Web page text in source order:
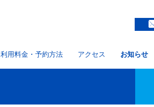
利用料金・予約方法 アクセス お知らせ